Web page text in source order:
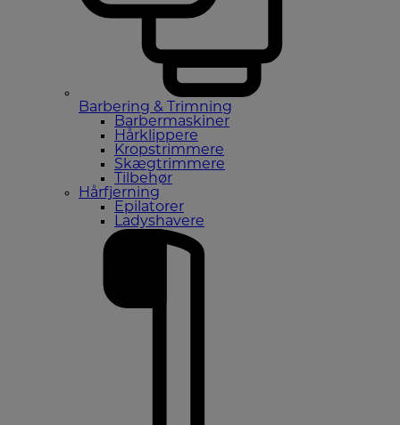
Barbering & Trimning
Barbermaskiner
Hårklippere
Kropstrimmere
Skægtrimmere
Tilbehør
Hårfjerning
Epilatorer
Ladyshavere